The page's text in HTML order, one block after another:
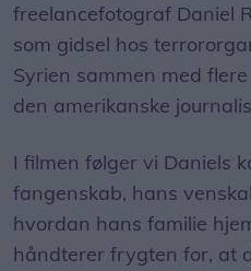
freelancefotograf Daniel
som gidsel hos
Syrien sammen med
den amerikanske
I filmen følger vi Daniels
fangenskab, hans
hvordan hans familie
håndterer frygten for, at